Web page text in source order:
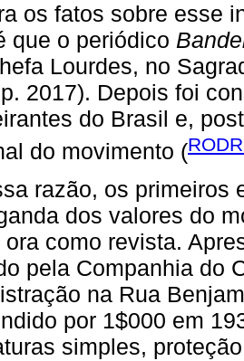
os fatos sobre esse
que o periódico
Lourdes, no
2017). Depois foi
do Brasil e,
do movimento (
razão, os primeiros
dos valores do
ora como revista.
pela Companhia do
na Rua
por 1$000 em
simples,